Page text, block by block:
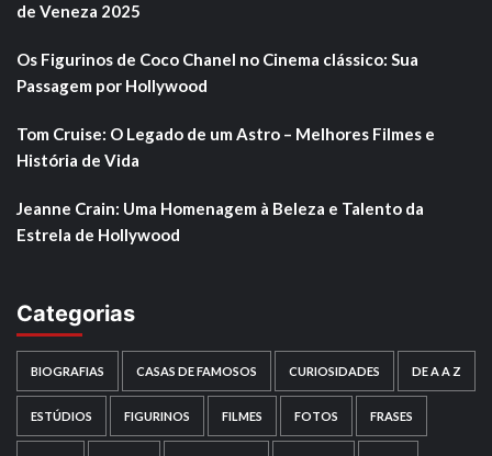
de Veneza 2025
Os Figurinos de Coco Chanel no Cinema clássico: Sua
Passagem por Hollywood
Tom Cruise: O Legado de um Astro – Melhores Filmes e
História de Vida
Jeanne Crain: Uma Homenagem à Beleza e Talento da
Estrela de Hollywood
Categorias
BIOGRAFIAS CASAS DE FAMOSOS CURIOSIDADES DE A A Z
ESTÚDIOS FIGURINOS FILMES FOTOS FRASES